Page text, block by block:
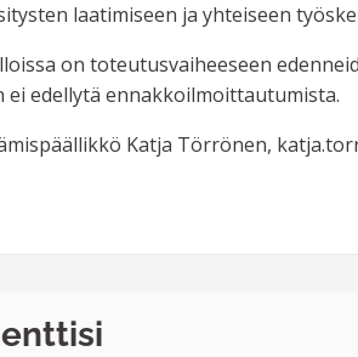
laatimiseen ja yhteiseen
on toteutusvaiheeseen
edellytä ennakkoilmoittautumista.
Katja Törrönen,